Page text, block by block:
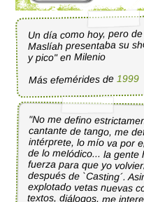
Un día como hoy, pero de
Maslíah presentaba su
y pico" en Milenio
Más efemérides de 1999
"No me defino
cantante de tango, me
intérprete, lo mío va por el
de lo melódico... la
fuerza para que yo
después de `Casting´.
explotado vetas nuevas
textos, diálogos, me